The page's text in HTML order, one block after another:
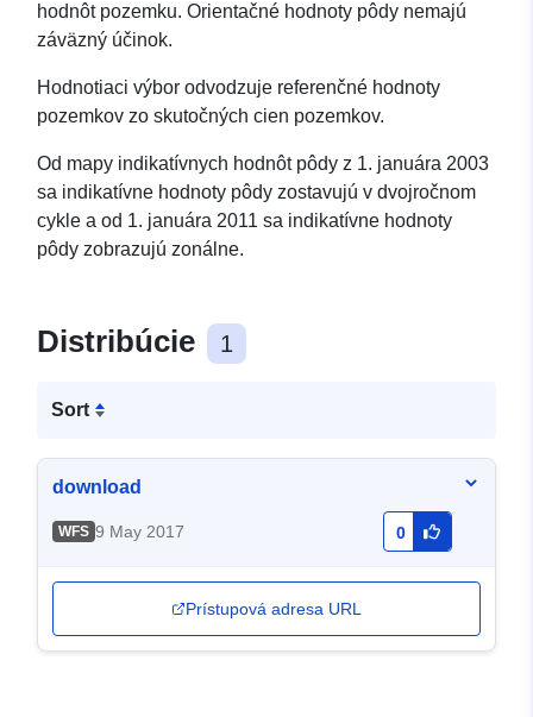
hodnôt pozemku. Orientačné hodnoty pôdy nemajú
záväzný účinok.
Hodnotiaci výbor odvodzuje referenčné hodnoty
pozemkov zo skutočných cien pozemkov.
Od mapy indikatívnych hodnôt pôdy z 1. januára 2003
sa indikatívne hodnoty pôdy zostavujú v dvojročnom
cykle a od 1. januára 2011 sa indikatívne hodnoty
pôdy zobrazujú zonálne.
Distribúcie 1
Sort
download
WFS 9 May 2017 0
Prístupová adresa URL